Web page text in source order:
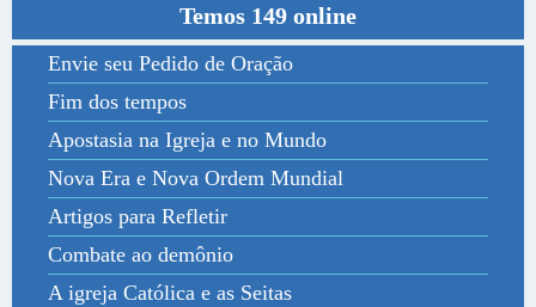
Temos 149 online
Envie seu Pedido de Oração
Fim dos tempos
Apostasia na Igreja e no Mundo
Nova Era e Nova Ordem Mundial
Artigos para Refletir
Combate ao demônio
A igreja Católica e as Seitas